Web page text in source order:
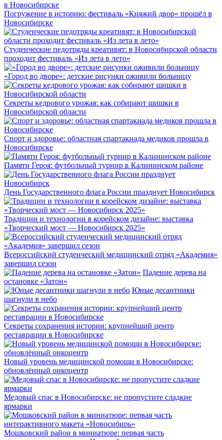
Погружение в историю: фестиваль «Княжий двор» прошёл в
Новосибирске
Студенческие педотряды креативят: в Новосибирской области
проходит фестиваль «Из лета в лето»
«Город во дворе»: детские рисунки оживили больницу
Секреты кедрового урожая: как собирают шишки в
Новосибирской области
Спорт и здоровье: областная спартакиада медиков прошла в
Новосибирске
Памяти Героя: футбольный турнир в Калининском районе
День Государственного флага России празднует Новосибирск
Традиции и технологии в корейском дизайне: выставка
«Творческий мост — Новосибирск 2025»
Всероссийский студенческий медицинский отряд «Академия»
завершил сезон
Падение дерева на
остановке «Затон»
Юные десантники
шагнули в небо
Секреты сохранения истории: крупнейший центр
реставрации в Новосибирске
Новый уровень медицинской помощи в Новосибирске:
обновлённый онкоцентр
Медовый спас в Новосибирске: не пропустите сладкие
ярмарки
Мошковский район в миниатюре: первая часть